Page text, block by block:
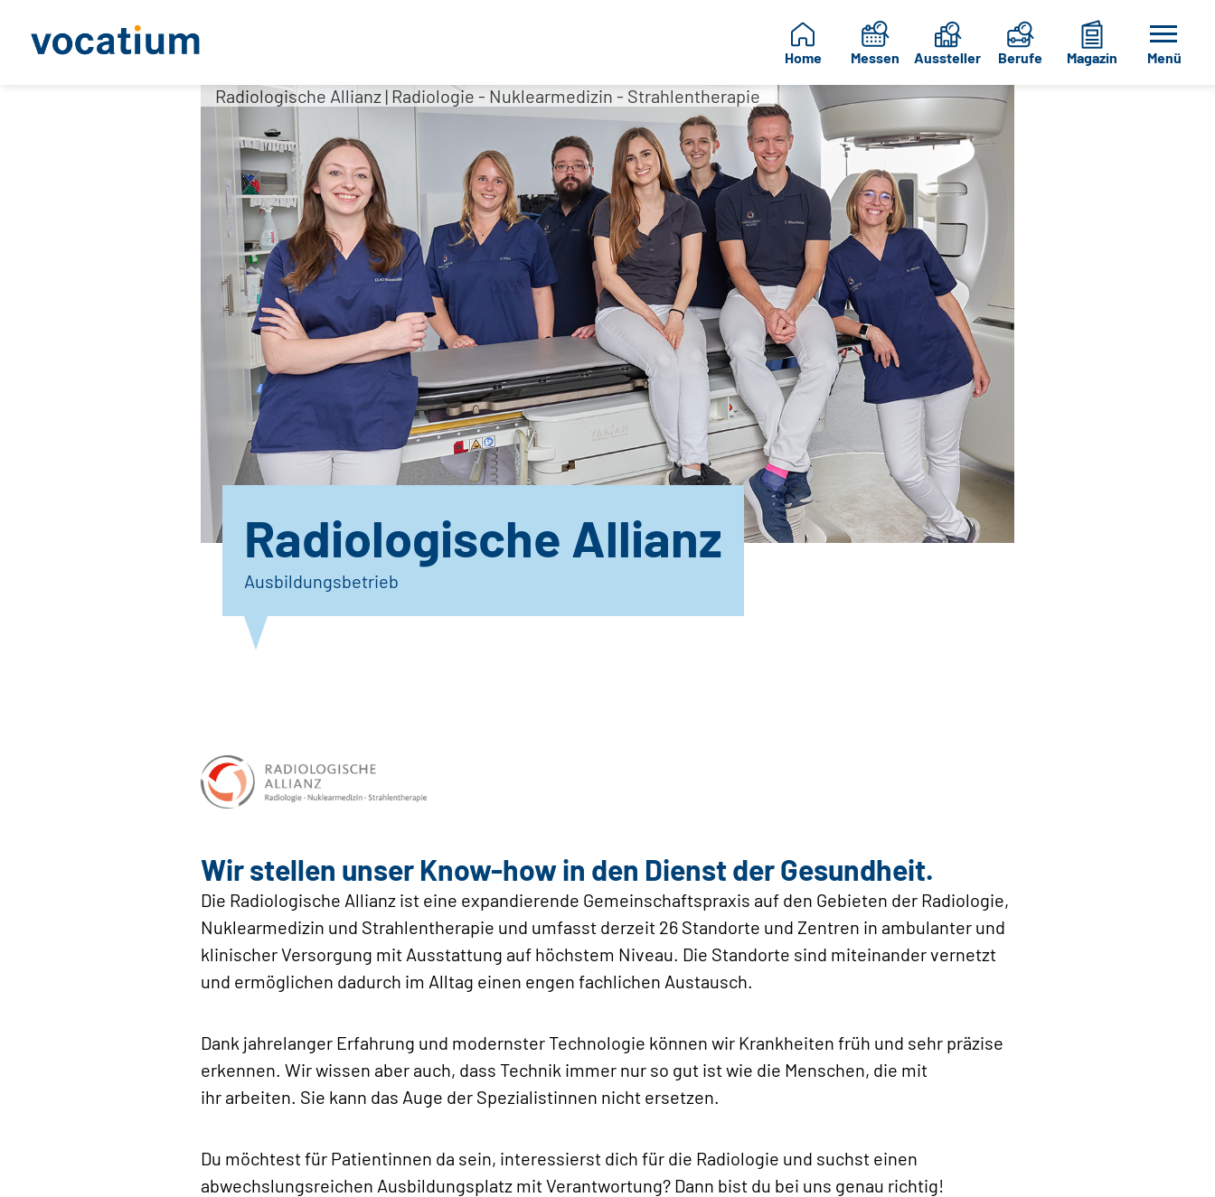
Home Messen Aussteller Berufe Magazin Menü
Radiologische Allianz | Radiologie - Nuklearmedizin - Strahlentherapie
Radiologische Allianz
Ausbildungsbetrieb
Wir stellen unser Know-how in den Dienst der Gesundheit.
Die Radiologische Allianz ist eine expandierende Gemeinschaftspraxis auf den Gebieten der Radiologie,
Nuklearmedizin und Strahlentherapie und umfasst derzeit 26 Standorte und Zentren in ambulanter und
klinischer Versorgung mit Ausstattung auf höchstem Niveau. Die Standorte sind miteinander vernetzt
und ermöglichen dadurch im Alltag einen engen fachlichen Austausch.
Dank jahrelanger Erfahrung und modernster Technologie können wir Krankheiten früh und sehr präzise
erkennen. Wir wissen aber auch, dass Technik immer nur so gut ist wie die Menschen, die mit
ihr arbeiten. Sie kann das Auge der Spezialistinnen nicht ersetzen.
Du möchtest für Patientinnen da sein, interessierst dich für die Radiologie und suchst einen
abwechslungsreichen Ausbildungsplatz mit Verantwortung? Dann bist du bei uns genau richtig!